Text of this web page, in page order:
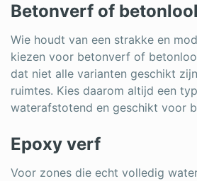
Betonverf of
Wie houdt van een strakke en
kiezen voor betonverf of
dat niet alle varianten geschikt
ruimtes. Kies daarom altijd een
waterafstotend en geschikt voor
Epoxy verf
Voor zones die echt volledig